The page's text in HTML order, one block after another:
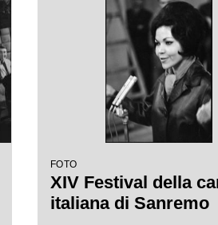
FOTO
XIV Festival della
italiana di Sanremo